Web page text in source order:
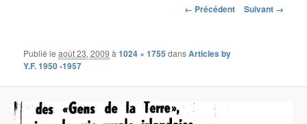
Navigation
← Précédent Suivant →
Publié leaoût 23, 2009 à1024 × 1755 dansArticles by
Y.F. 1950 -1957